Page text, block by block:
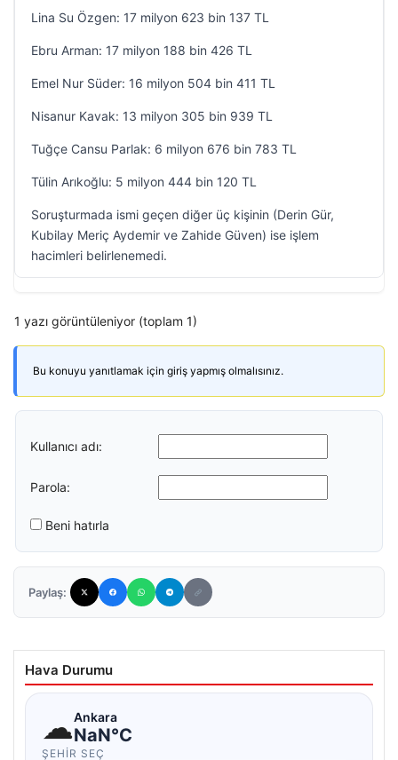
Lina Su Özgen: 17 milyon 623 bin 137 TL
Ebru Arman: 17 milyon 188 bin 426 TL
Emel Nur Süder: 16 milyon 504 bin 411 TL
Nisanur Kavak: 13 milyon 305 bin 939 TL
Tuğçe Cansu Parlak: 6 milyon 676 bin 783 TL
Tülin Arıkoğlu: 5 milyon 444 bin 120 TL
Soruşturmada ismi geçen diğer üç kişinin (Derin Gür,
Kubilay Meriç Aydemir ve Zahide Güven) ise işlem
hacimleri belirlenemedi.
1 yazı görüntüleniyor (toplam 1)
Bu konuyu yanıtlamak için giriş yapmış olmalısınız.
Kullanıcı adı:
Parola:
Beni hatırla
Paylaş:
Hava Durumu
☁Ankara
NaN°C
ŞEHIR SEÇ